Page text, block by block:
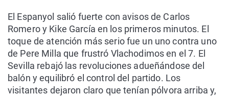
El Espanyol salió fuerte con avisos de Carlos
Romero y Kike García en los primeros minutos. El
toque de atención más serio fue un uno contra uno
de Pere Milla que frustró Vlachodimos en el 7. El
Sevilla rebajó las revoluciones adueñándose del
balón y equilibró el control del partido. Los
visitantes dejaron claro que tenían pólvora arriba y,